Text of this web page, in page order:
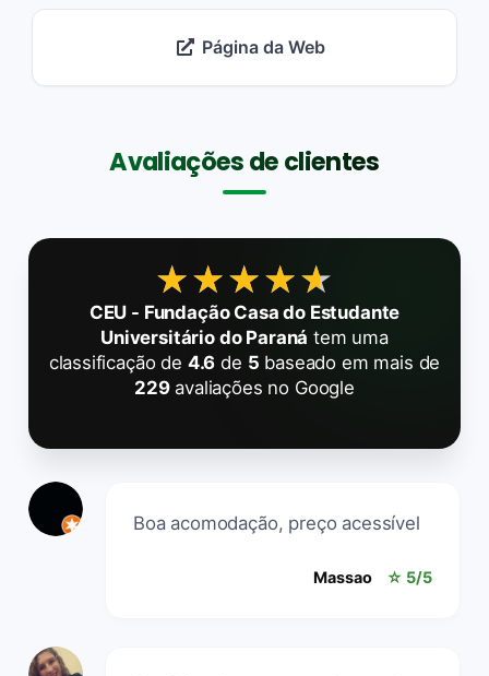
Página da Web
Avaliações de clientes
★★★★★
★★★★★
CEU - Fundação Casa do Estudante
Universitário do Paraná tem uma
classificação de 4.6 de 5 baseado em mais de
229avaliações no Google
Boa acomodação, preço acessível
Massao ☆ 5/5